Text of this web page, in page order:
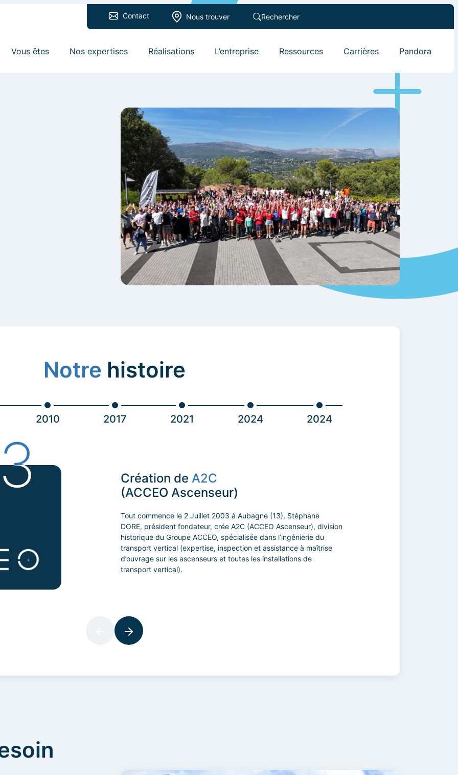
Contact Nous trouver Rechercher
Vous êtes Nos expertises Réalisations L’entreprise Ressources Carrières Pandora
Notre histoire
2010 2017 2021 2024 2024
Création de A2C
(ACCEO Ascenseur)
Tout commence le 2 Juillet 2003 à Aubagne (13), Stéphane
DORE, président fondateur, crée A2C (ACCEO Ascenseur), division
historique du Groupe ACCEO, spécialisée dans l’ingénierie du
transport vertical (expertise, inspection et assistance à maîtrise
d’ouvrage sur les ascenseurs et toutes les installations de
transport vertical).